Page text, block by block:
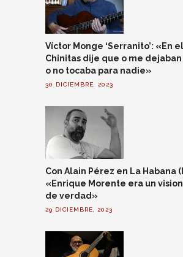
Víctor Monge ‘Serranito’: «En
Chinitas dije que o me
o no tocaba para nadie»
30 DICIEMBRE, 2023
Con Alain Pérez en La Habana
«Enrique Morente era un
de verdad»
29 DICIEMBRE, 2023